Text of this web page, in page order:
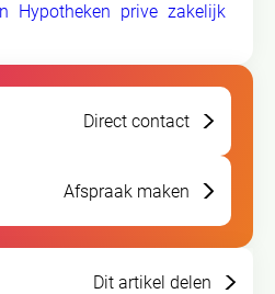
Hypotheken prive zakelijk
Direct contact
Afspraak maken
Dit artikel delen